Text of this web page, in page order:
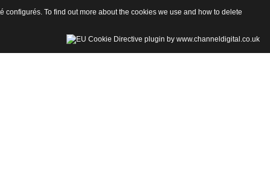
To find out more about the cookies we use and how to delete